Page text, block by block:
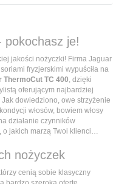
pokochasz je!
jakości nożyczki! Firma Jaguar
fryzjerskimi wypuściła na
TC 400, dzięki
oferującym najbardziej
dowiedziono, owe strzyżenie
włosów, bowiem włosy
działanie czynników
o jakich marzą Twoi klienci…
nożyczek
cenią sobie klasyczny